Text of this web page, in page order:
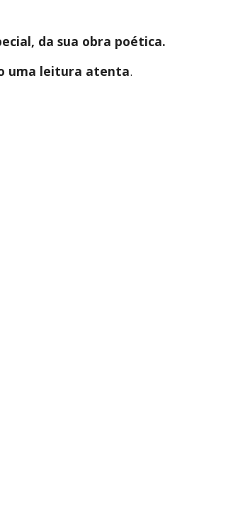
da sua obra poética.
uma leitura atenta.